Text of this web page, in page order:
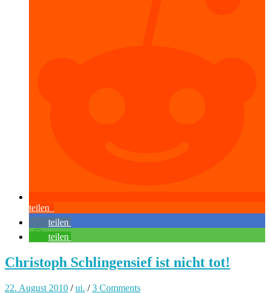
teilen
teilen
teilen
Christoph Schlingensief ist nicht tot!
22. August 2010 /ui. /3 Comments